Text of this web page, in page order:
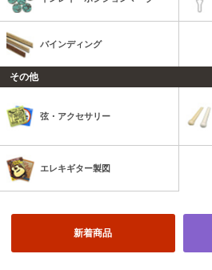
バインディング
その他
弦・アクセサリー
エレキギター製図
新着商品